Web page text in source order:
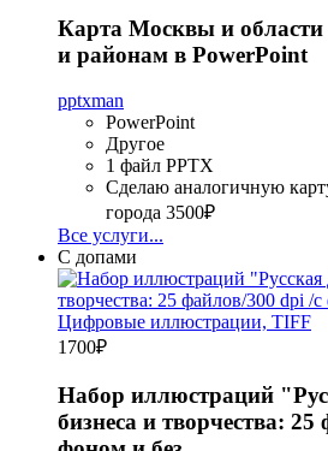
Карта Москвы и области
и районам в PowerPoint
pptxman
PowerPoint
Другое
1 файл PPTX
Сделаю аналогичную
города 3500₽
Все услуги...
С допами
1700₽
Набор иллюстраций
бизнеса и творчества: